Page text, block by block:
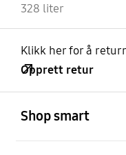
328 liter
Klikk her for å
Opprett retur
Shop smart